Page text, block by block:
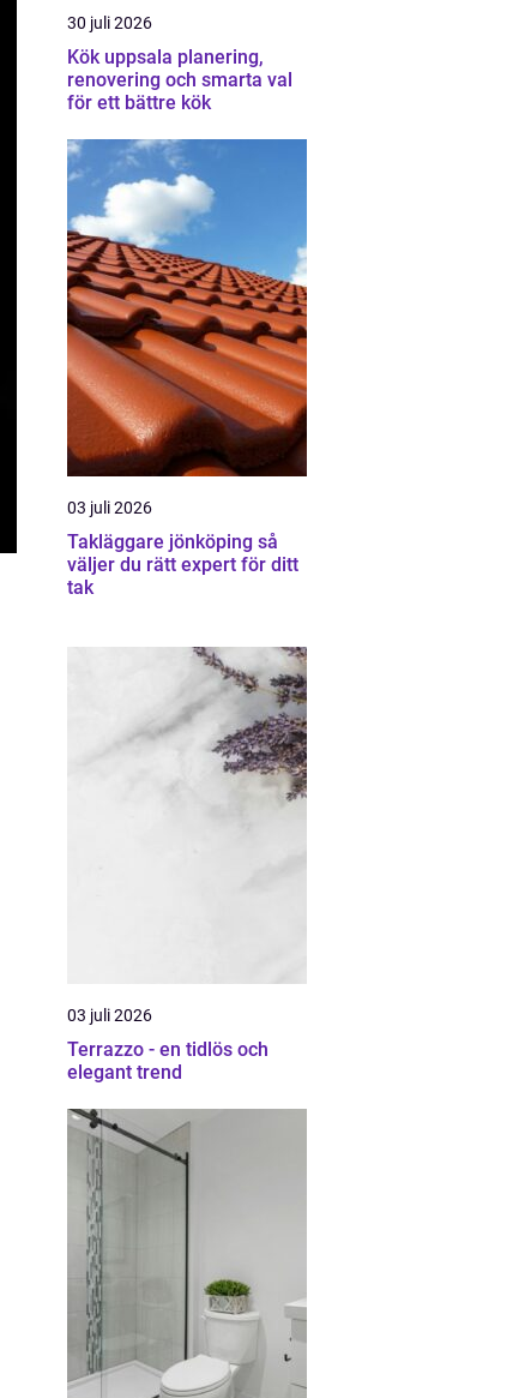
30 juli 2026
Kök uppsala planering,
renovering och smarta val
för ett bättre kök
03 juli 2026
Takläggare jönköping så
väljer du rätt expert för ditt
tak
03 juli 2026
Terrazzo - en tidlös och
elegant trend